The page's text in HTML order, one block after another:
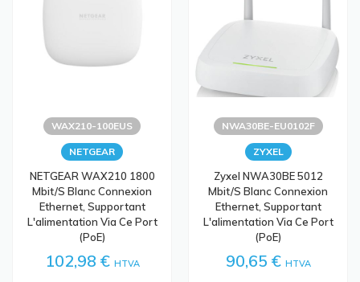
WAX210-100EUS
NETGEAR
NETGEAR WAX210 1800
Mbit/s Blanc Connexion
Ethernet, Supportant
L'alimentation Via Ce Port
(PoE)
102,98 € HTVA
NWA30BE-EU0102F
ZYXEL
Zyxel NWA30BE 5012
Mbit/s Blanc Connexion
Ethernet, Supportant
L'alimentation Via Ce Port
(PoE)
90,65 € HTVA